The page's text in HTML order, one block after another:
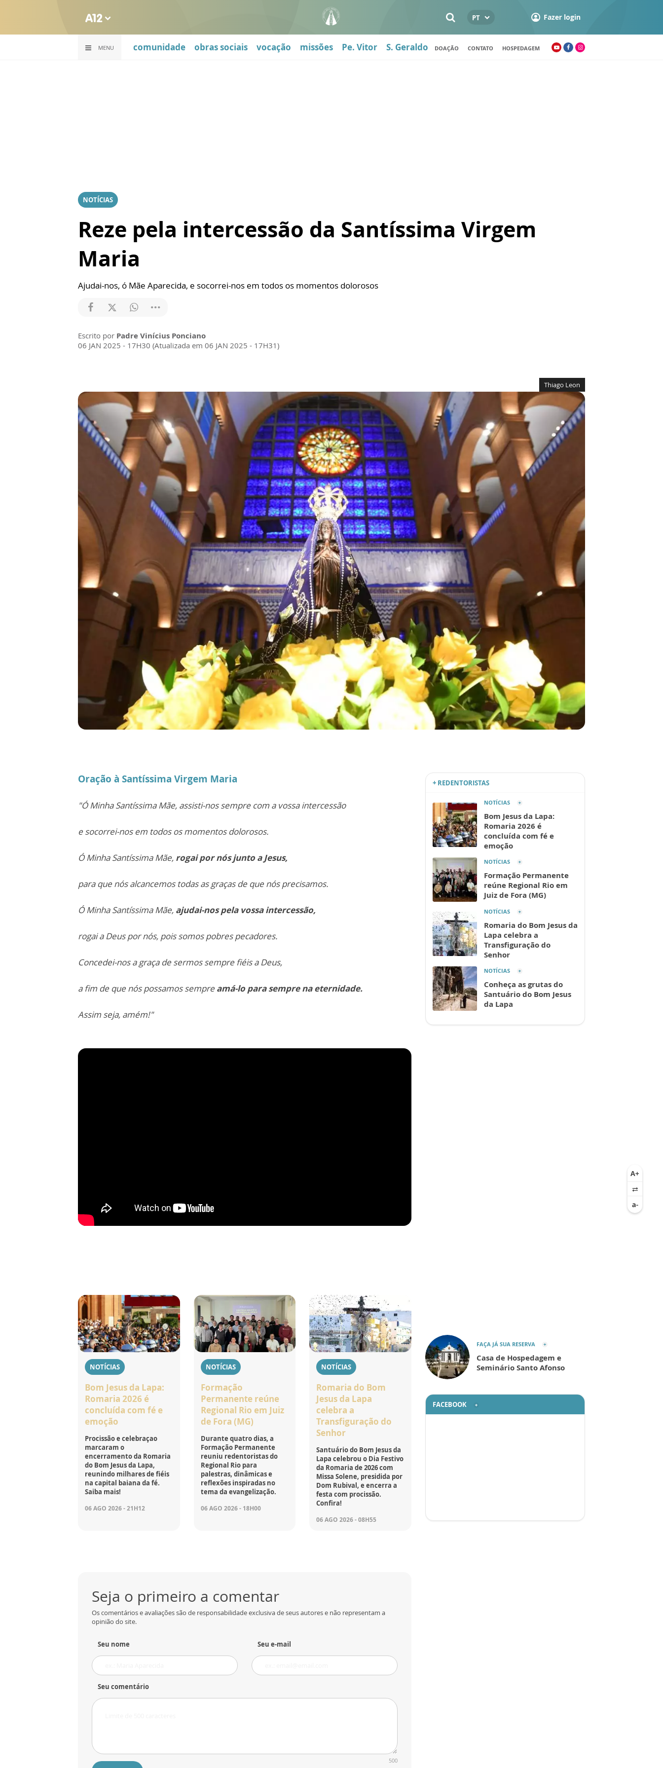
PT Fazer login
MENU comunidade obras sociais vocação missões Pe. Vitor S. Geraldo DOAÇÃO CONTATO HOSPEDAGEM
NOTÍCIAS
Reze pela intercessão da Santíssima Virgem
Maria
Ajudai-nos, ó Mãe Aparecida, e socorrei-nos em todos os momentos dolorosos
Escrito por Padre Vinícius Ponciano
06 JAN 2025 - 17H30 (Atualizada em 06 JAN 2025 - 17H31)
Thiago Leon
Oração à Santíssima Virgem Maria
"Ó Minha Santíssima Mãe, assisti-nos sempre com a vossa intercessão
e socorrei-nos em todos os momentos dolorosos.
Ó Minha Santíssima Mãe, rogai por nós junto a Jesus,
para que nós alcancemos todas as graças de que nós precisamos.
Ó Minha Santíssima Mãe, ajudai-nos pela vossa intercessão,
rogai a Deus por nós, pois somos pobres pecadores.
Concedei-nos a graça de sermos sempre fiéis a Deus,
a fim de que nós possamos sempre amá-lo para sempre na eternidade.
Assim seja, amém!"
NOTÍCIAS
Bom Jesus da Lapa:
Romaria 2026 é
concluída com fé e
emoção
Procissão e celebraçao
marcaram o
encerramento da Romaria
do Bom Jesus da Lapa,
reunindo milhares de fiéis
na capital baiana da fé.
Saiba mais!
06 AGO 2026 - 21H12
NOTÍCIAS
Formação
Permanente reúne
Regional Rio em Juiz
de Fora (MG)
Durante quatro dias, a
Formação Permanente
reuniu redentoristas do
Regional Rio para
palestras, dinâmicas e
reflexões inspiradas no
tema da evangelização.
06 AGO 2026 - 18H00
NOTÍCIAS
Romaria do Bom
Jesus da Lapa
celebra a
Transfiguração do
Senhor
Santuário do Bom Jesus da
Lapa celebrou o Dia Festivo
da Romaria de 2026 com
Missa Solene, presidida por
Dom Rubival, e encerra a
festa com procissão.
Confira!
06 AGO 2026 - 08H55
Seja o primeiro a comentar
Os comentários e avaliações são de responsabilidade exclusiva de seus autores e não representam a
opinião do site.
Seu nome Seu e-mail
Seu comentário
500
FAÇA JÁ SUA RESERVA
Casa de Hospedagem e
Seminário Santo Afonso
+ REDENTORISTAS
NOTÍCIAS
Bom Jesus da Lapa:
Romaria 2026 é
concluída com fé e
emoção
NOTÍCIAS
Formação Permanente
reúne Regional Rio em
Juiz de Fora (MG)
NOTÍCIAS
Romaria do Bom Jesus da
Lapa celebra a
Transfiguração do
Senhor
NOTÍCIAS
Conheça as grutas do
Santuário do Bom Jesus
da Lapa
FACEBOOK